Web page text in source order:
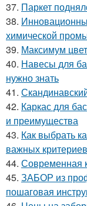
37. Паркет
38.
химической
39. Максимум
40. Навесы для
нужно знать
41.
42. Каркас для
и преимущества
43. Как выбрать
важных критериев
44. Современная
45. ЗАБОР из
пошаговая